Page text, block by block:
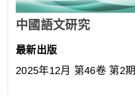
中國語文研究
最新出版
2025年12月 第46卷 第2期